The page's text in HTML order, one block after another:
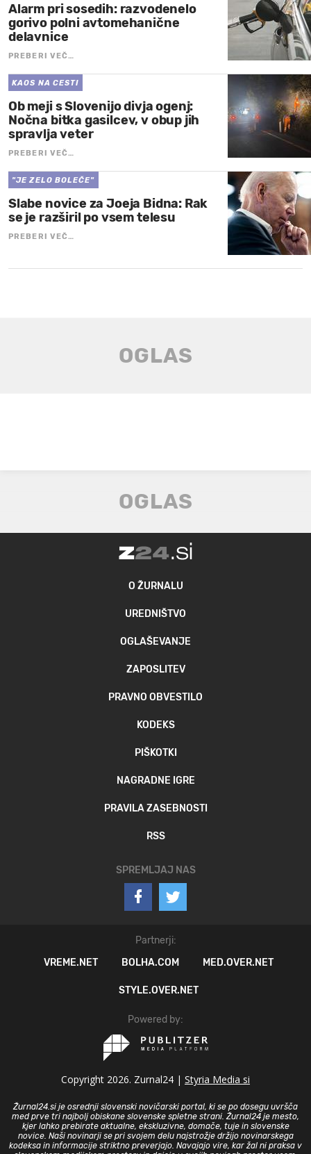
Alarm pri sosedih: razvodenelo
gorivo polni avtomehanične
delavnice
PREBERI VEČ…
KAOS NA CESTI
Ob meji s Slovenijo divja ogenj:
Nočna bitka gasilcev, v obup jih
spravlja veter
PREBERI VEČ…
"JE ZELO BOLEČE"
Slabe novice za Joeja Bidna: Rak
se je razširil po vsem telesu
PREBERI VEČ…
O ŽURNALU
UREDNIŠTVO
OGLAŠEVANJE
ZAPOSLITEV
PRAVNO OBVESTILO
KODEKS
PIŠKOTKI
NAGRADNE IGRE
PRAVILA ZASEBNOSTI
RSS
SPREMLJAJ NAS
Partnerji:
VREME.NET
BOLHA.COM MED.OVER.NET
STYLE.OVER.NET
Powered by:
Copyright 2026. Zurnal24 | Styria Media si
Žurnal24.si je osrednji slovenski novičarski portal, ki se po dosegu uvršča
med prve tri najbolj obiskane slovenske spletne strani. Žurnal24 je mesto,
kjer lahko prebirate aktualne, ekskluzivne, domače, tuje in slovenske
novice. Naši novinarji se pri svojem delu najstrožje držijo novinarskega
kodeksa in informacije striktno preverjajo. Navajajo vire, kar žal ni praksa v